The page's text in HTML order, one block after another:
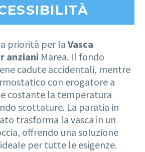
priorità per la Vasca
anziani Marea. Il fondo
cadute accidentali, mentre
con erogatore a
costante la temperatura
scottature. La paratia in
trasforma la vasca in un
offrendo una soluzione
per tutte le esigenze.